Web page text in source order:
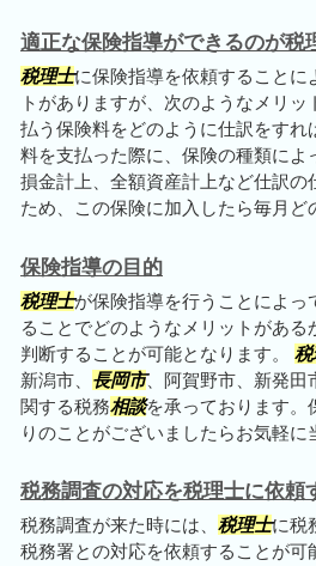
適正な保険指導ができるのが税
税理士に保険指導を依頼することに
トがありますが、次のようなメリ
払う保険料をどのように仕訳をすれ
料を支払った際に、保険の種類によ
損金計上、全額資産計上など仕訳の
ため、この保険に加入したら毎月ど
保険指導の目的
税理士が保険指導を行うことによっ
ることでどのようなメリットがある
判断することが可能となります。 税
新潟市、 長岡市、阿賀野市、新発田
関する税務相談を承っております。
りのことがございましたらお気軽に
税務調査の対応を税理士に依頼
税務調査が来た時には、 税理士に税
税務署との対応を依頼することが可